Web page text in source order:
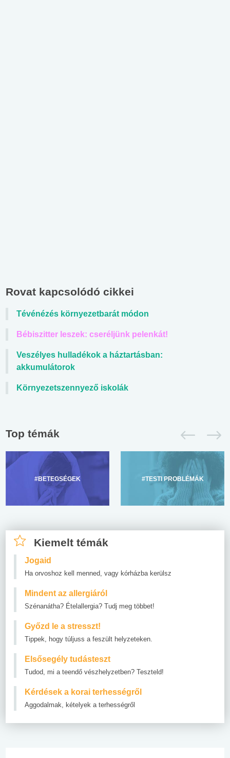
Rovat kapcsolódó cikkei
Tévénézés környezetbarát módon
Bébiszitter leszek: cseréljünk pelenkát!
Veszélyes hulladékok a háztartásban:
akkumulátorok
Környezetszennyező iskolák
Top témák
#BETEGSÉGEK #TESTI PROBLÉMÁK
Kiemelt témák
Jogaid
Ha orvoshoz kell menned, vagy kórházba kerülsz
Mindent az allergiáról
Szénanátha? Ételallergia? Tudj meg többet!
Győzd le a stresszt!
Tippek, hogy túljuss a feszült helyzeteken.
Elsősegély tudásteszt
Tudod, mi a teendő vészhelyzetben? Teszteld!
Kérdések a korai terhességről
Aggodalmak, kételyek a terhességről